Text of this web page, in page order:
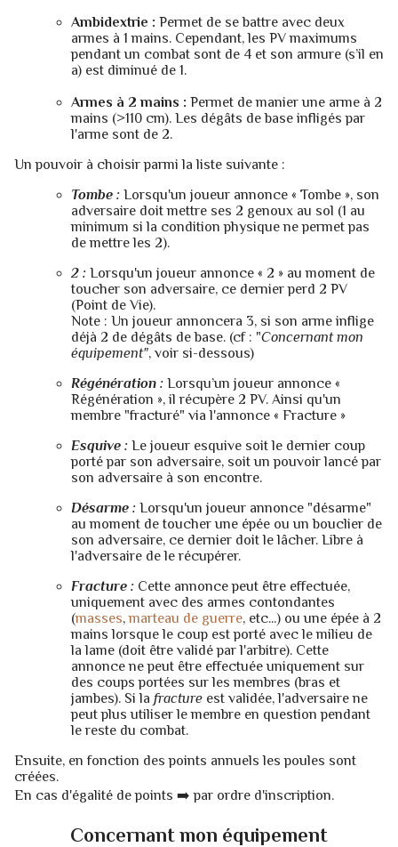
Ambidextrie : Permet de se battre avec deux
armes à 1 mains. Cependant, les PV maximums
pendant un combat sont de 4 et son armure (s’il en
a) est diminué de 1.
Armes à 2 mains : Permet de manier une arme à 2
mains (>110 cm). Les dégâts de base infligés par
l'arme sont de 2.
Un pouvoir à choisir parmi la liste suivante :
Tombe : Lorsqu'un joueur annonce « Tombe », son
adversaire doit mettre ses 2 genoux au sol (1 au
minimum si la condition physique ne permet pas
de mettre les 2).
2 : Lorsqu'un joueur annonce « 2 » au moment de
toucher son adversaire, ce dernier perd 2 PV
(Point de Vie).
Note : Un joueur annoncera 3, si son arme inflige
déjà 2 de dégâts de base. (cf : "Concernant mon
équipement", voir si-dessous)
Régénération : Lorsqu’un joueur annonce «
Régénération », il récupère 2 PV. Ainsi qu'un
membre "fracturé" via l'annonce « Fracture »
Esquive : Le joueur esquive soit le dernier coup
porté par son adversaire, soit un pouvoir lancé par
son adversaire à son encontre.
Désarme : Lorsqu'un joueur annonce "désarme"
au moment de toucher une épée ou un bouclier de
son adversaire, ce dernier doit le lâcher. Libre à
l'adversaire de le récupérer.
Fracture : Cette annonce peut être effectuée,
uniquement avec des armes contondantes
(masses,marteau de guerre, etc...) ou une épée à 2
mains lorsque le coup est porté avec le milieu de
la lame (doit être validé par l'arbitre). Cette
annonce ne peut être effectuée uniquement sur
des coups portées sur les membres (bras et
jambes). Si la fracture est validée, l'adversaire ne
peut plus utiliser le membre en question pendant
le reste du combat.
Ensuite, en fonction des points annuels les poules sont
créées.
En cas d'égalité de points ➡️ par ordre d'inscription.
Concernant mon équipement